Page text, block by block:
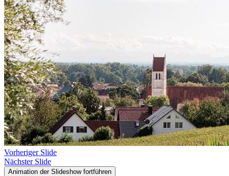
Vorheriger Slide
Nächster Slide
Animation der Slideshow fortführen